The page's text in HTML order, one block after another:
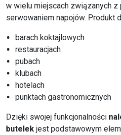
w wielu miejscach związanych
serwowaniem napojów. Produkt
barach koktajlowych
restauracjach
pubach
klubach
hotelach
punktach gastronomicznych
Dzięki swojej funkcjonalności
butelek jest podstawowym